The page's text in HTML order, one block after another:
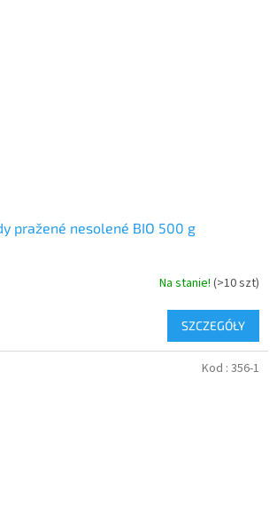
pražené nesolené BIO 500 g
Na stanie! (>10 szt)
SZCZEGÓŁY
Kod : 356-1